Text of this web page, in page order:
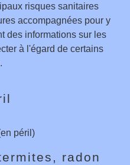
risques sanitaires
accompagnées pour y
des informations sur les
à l'égard de certains
péril)
radon